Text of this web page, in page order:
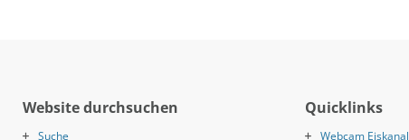
Website durchsuchen
Suche
Quicklinks
Webcam Eiskanal